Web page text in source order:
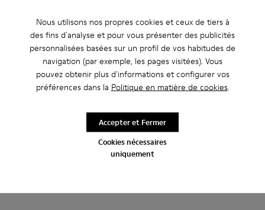
Nous utilisons nos propres cookies et ceux de tiers à
des fins d'analyse et pour vous présenter des publicités
personnalisées basées sur un profil de vos habitudes de
navigation (par exemple, les pages visitées). Vous
pouvez obtenir plus d'informations et configurer vos
préférences dans la Politique en matière de cookies.
Cookies nécessaires
uniquement
Accepter et Fermer
Pelotas Flota
39 € - 45 €
Prix final en fonction de la taille